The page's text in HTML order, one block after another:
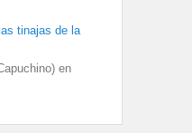
tinajas de la
en